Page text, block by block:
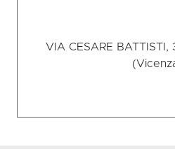
VIA CESARE BATTISTI,